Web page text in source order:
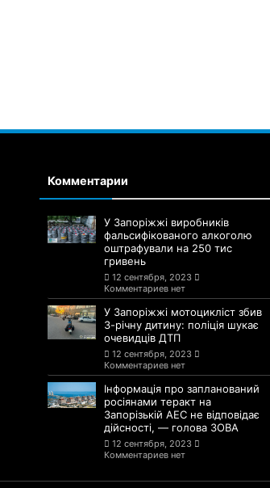
Комментарии
У Запоріжжі виробників
фальсифікованого алкоголю
оштрафували на 250 тис
гривень
12 сентября, 2023
Комментариев нет
У Запоріжжі мотоцикліст збив
3-річну дитину: поліція шукає
очевидців ДТП
12 сентября, 2023
Комментариев нет
Інформація про запланований
росіянами теракт на
Запорізькій АЕС не відповідає
дійсності, — голова ЗОВА
12 сентября, 2023
Комментариев нет